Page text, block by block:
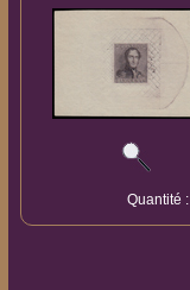
Quantité